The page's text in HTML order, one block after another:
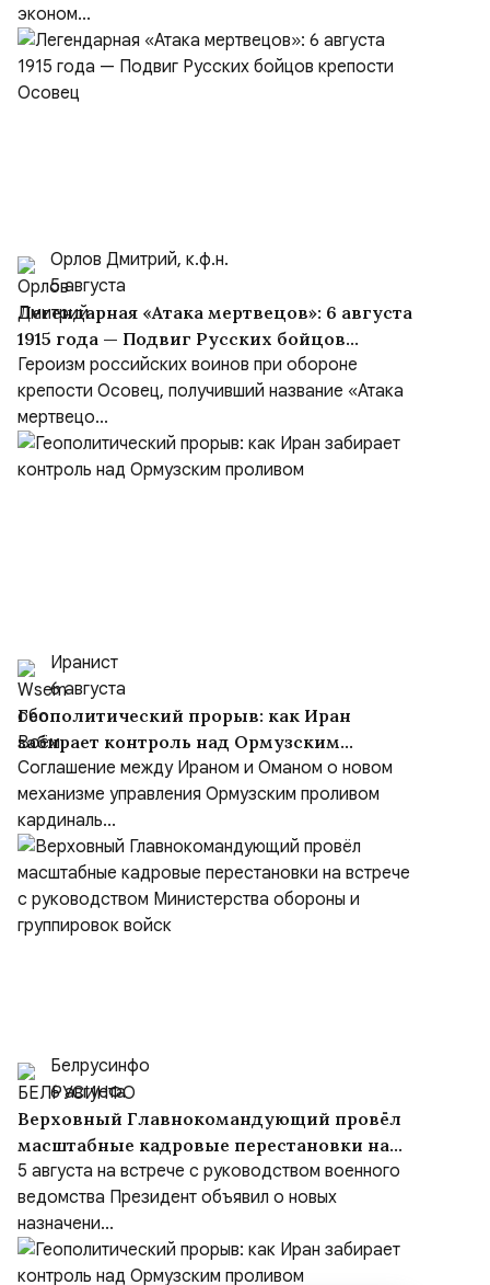
эконом...
Орлов Дмитрий, к.ф.н.
5 августа
Легендарная «Атака мертвецов»: 6 августа
1915 года — Подвиг Русских бойцов
крепости Осовец
Героизм российских воинов при обороне
крепости Осовец, получивший название «Атака
мертвецо...
Иранист
6 августа
Геополитический прорыв: как Иран
забирает контроль над Ормузским
проливом
Соглашение между Ираном и Оманом о новом
механизме управления Ормузским проливом
кардиналь...
Белрусинфо
6 августа
Верховный Главнокомандующий провёл
масштабные кадровые перестановки на
встрече с руководством Министерства
обороны и группировок войск
5 августа на встрече с руководством военного
ведомства Президент объявил о новых
назначени...